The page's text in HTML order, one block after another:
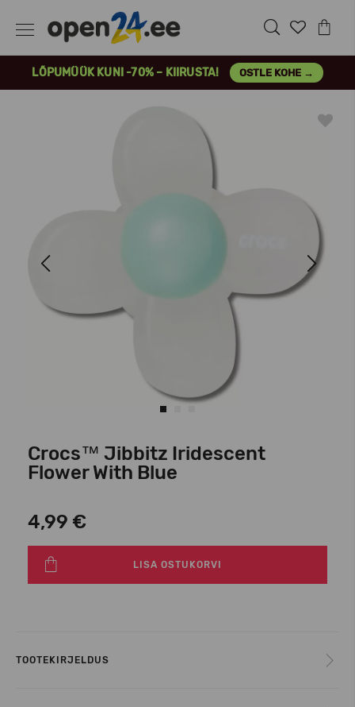
LÕPUMÜÜK KUNI -70% – KIIRUSTA! OSTLE KOHE →
Next
Crocs™ Jibbitz Iridescent
Flower With Blue
4,99 €
LISA OSTUKORVI
TOOTEKIRJELDUS